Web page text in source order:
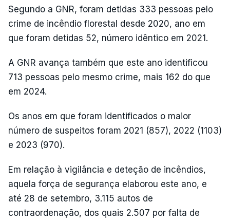
Segundo a GNR, foram detidas 333 pessoas pelo
crime de incêndio florestal desde 2020, ano em
que foram detidas 52, número idêntico em 2021.
A GNR avança também que este ano identificou
713 pessoas pelo mesmo crime, mais 162 do que
em 2024.
Os anos em que foram identificados o maior
número de suspeitos foram 2021 (857), 2022 (1103)
e 2023 (970).
Em relação à vigilância e deteção de incêndios,
aquela força de segurança elaborou este ano, e
até 28 de setembro, 3.115 autos de
contraordenação, dos quais 2.507 por falta de